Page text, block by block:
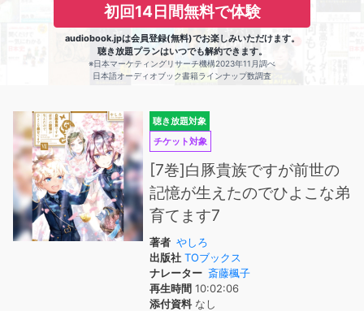
初回14日間無料で体験
audiobook.jpは会員登録(無料)でお楽しみいただけます。
聴き放題プランはいつでも解約できます。
※日本マーケティングリサーチ機構2023年11月調べ
日本語オーディオブック書籍ラインナップ数調査
聴き放題対象
チケット対象
[7巻]白豚貴族ですが前世の
記憶が生えたのでひよこな弟
育てます7
著者 やしろ
出版社 TOブックス
ナレーター 斎藤楓子
再生時間 10:02:06
添付資料なし